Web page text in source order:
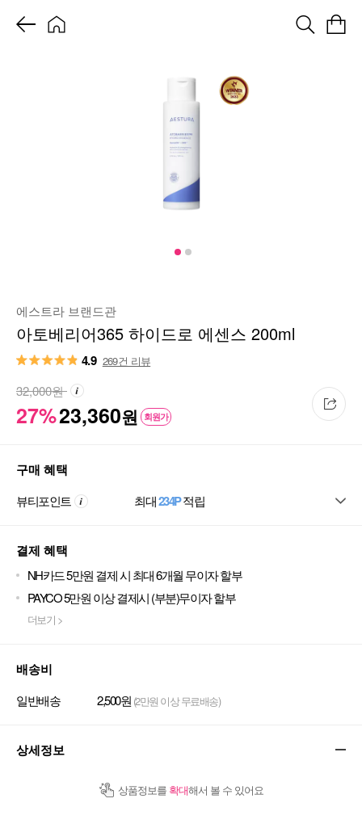
에스트라 브랜드관
아토베리어365 하이드로 에센스 200ml
4.9 269건 리뷰
27%23,360원 회원가
32,000원
구매 혜택
뷰티포인트 최대234P적립
결제 혜택
NH카드 5만원 결제 시 최대 6개월 무이자 할부
PAYCO 5만원 이상 결제시 (부분)무이자 할부
더보기 >
배송비
일반배송 2,500원 (2만원 이상 무료배송)
상세정보
상품정보를 확대해서 볼 수 있어요